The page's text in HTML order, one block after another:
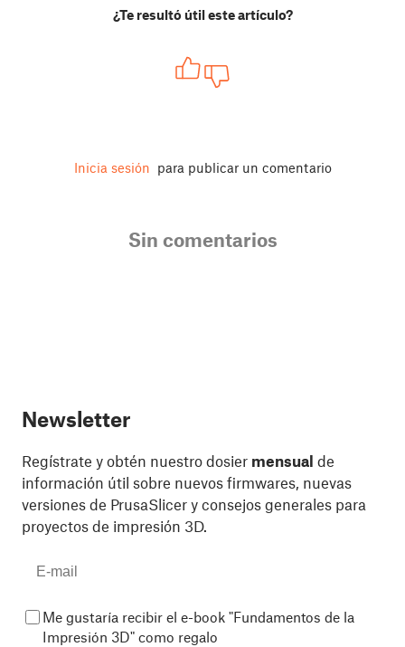
¿Te resultó útil este artículo?
Inicia sesión para publicar un comentario
Sin comentarios
Newsletter
Regístrate y obtén nuestro dosier mensual de
información útil sobre nuevos firmwares, nuevas
versiones de PrusaSlicer y consejos generales para
proyectos de impresión 3D.
Me gustaría recibir el e-book "Fundamentos de la
Impresión 3D" como regalo